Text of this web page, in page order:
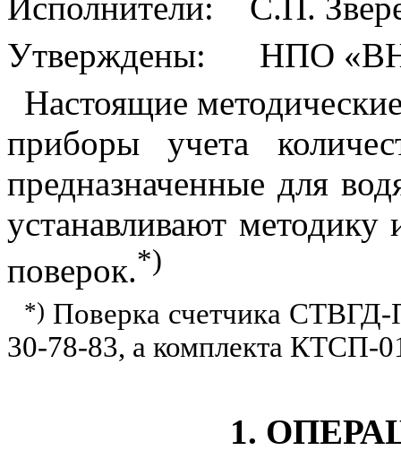
Утверждены: НПО
Настоящие
приборы учета
предназначенные для
устанавливают
поверок.*)
*) Поверка счетчика СТВГД-
30-78-83, а комплекта КТСП-
1.